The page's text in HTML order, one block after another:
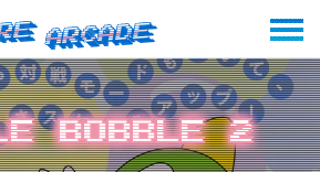
Arcade
Bobble 2